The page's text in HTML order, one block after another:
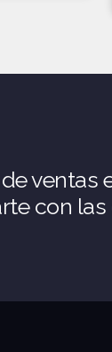
ventas
con